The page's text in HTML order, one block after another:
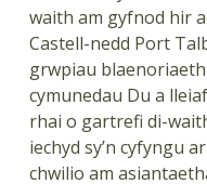
waith am gyfnod hir
Castell-nedd Port
grwpiau
cymunedau Du a
rhai o gartrefi di-
iechyd sy’n cyfyngu
chwilio am